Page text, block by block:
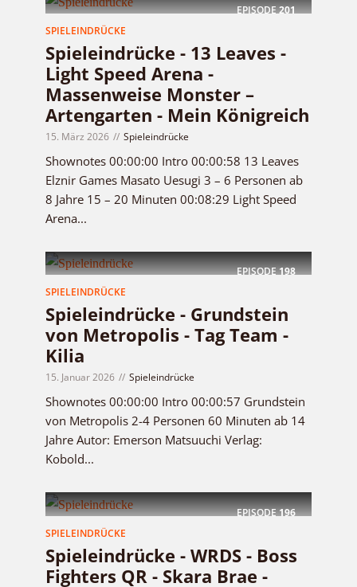
EPISODE201
SPIELEINDRÜCKE
Spieleindrücke - 13 Leaves -
Light Speed Arena -
Massenweise Monster –
Artengarten - Mein Königreich
15. März 2026 Spieleindrücke
Shownotes 00:00:00 Intro 00:00:58 13 Leaves
Elznir Games Masato Uesugi 3 – 6 Personen ab
8 Jahre 15 – 20 Minuten 00:08:29 Light Speed
Arena...
EPISODE198
SPIELEINDRÜCKE
Spieleindrücke - Grundstein
von Metropolis - Tag Team -
Kilia
15. Januar 2026 Spieleindrücke
Shownotes 00:00:00 Intro 00:00:57 Grundstein
von Metropolis 2-4 Personen 60 Minuten ab 14
Jahre Autor: Emerson Matsuuchi Verlag:
Kobold...
EPISODE196
SPIELEINDRÜCKE
Spieleindrücke - WRDS - Boss
Fighters QR - Skara Brae -